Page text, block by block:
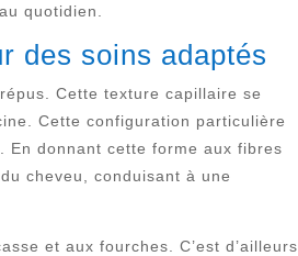
quotidien.
des soins adaptés
Cette texture capillaire se
Cette configuration particulière
En donnant cette forme aux fibres
cheveu, conduisant à une
et aux fourches. C’est d’ailleurs